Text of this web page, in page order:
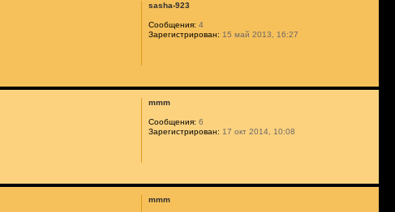
sasha-923
Сообщения: 4
Зарегистрирован: 15 май 2013, 16:27
mmm
Сообщения: 6
Зарегистрирован: 17 окт 2014, 10:08
mmm